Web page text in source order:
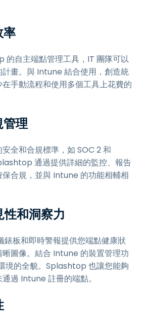
率
的自主端點管理工具，IT 團隊可以
畫。與 Intune 結合使用，創造統
手動流程和使用多個工具上花費的
管理
全和合規標準，如 SOC 2 和
通過提供詳細的監控、報告
合規，並與 Intune 的功能相輔相
和洞察力
板和即時警報提供您端點健康狀
圖像。結合 Intune 的裝置管理功
境的全貌。Splashtop 也讓您能夠
過 Intune 註冊的端點。